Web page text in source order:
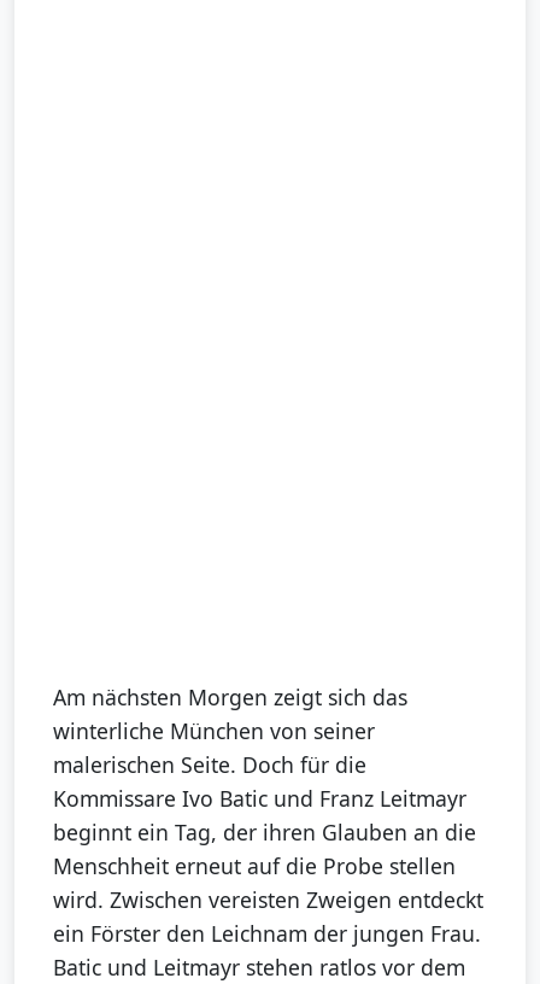
Am nächsten Morgen zeigt sich das
winterliche München von seiner
malerischen Seite. Doch für die
Kommissare Ivo Batic und Franz Leitmayr
beginnt ein Tag, der ihren Glauben an die
Menschheit erneut auf die Probe stellen
wird. Zwischen vereisten Zweigen entdeckt
ein Förster den Leichnam der jungen Frau.
Batic und Leitmayr stehen ratlos vor dem